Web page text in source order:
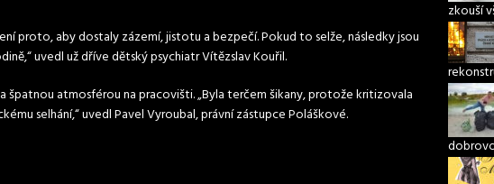
proto, aby dostaly zázemí, jistotu a bezpečí. Pokud to selže, následky jsou
uvedl už dříve dětský psychiatr Vítězslav Kouřil.
špatnou atmosférou na pracovišti. „Byla terčem šikany, protože kritizovala
selhání,“ uvedl Pavel Vyroubal, právní zástupce Poláškové.
zkouší